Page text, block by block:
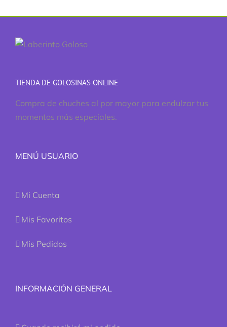
TIENDA DE GOLOSINAS ONLINE
Compra de chuches al por mayor para endulzar tus
momentos más especiales.
MENÚ USUARIO
Mi Cuenta
Mis Favoritos
Mis Pedidos
INFORMACIÓN GENERAL